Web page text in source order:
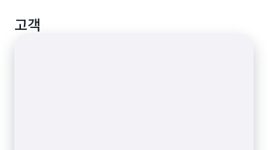
기존 항목을 비교할 수 있도록 도와줍니다.
고객